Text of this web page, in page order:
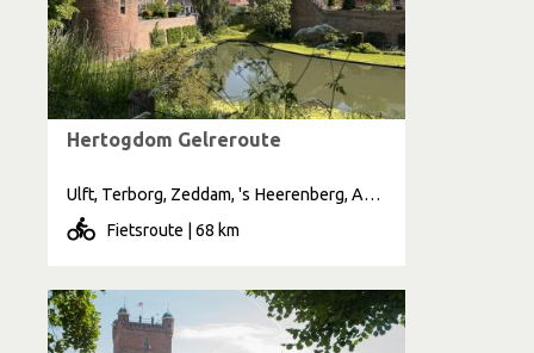
Hertogdom Gelreroute
Ulft, Terborg, Zeddam, 's Heerenberg, Anholt, Sinderen
Fietsroute | 68 km